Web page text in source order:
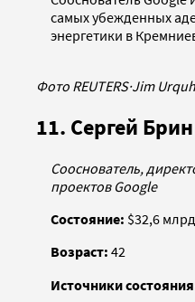
самых убежденных
энергетики в
Фото REUTERS·Jim
11. Сергей Брин
Сооснователь,
проектов Google
Состояние: $32,6 млрд
Возраст: 42
Источники